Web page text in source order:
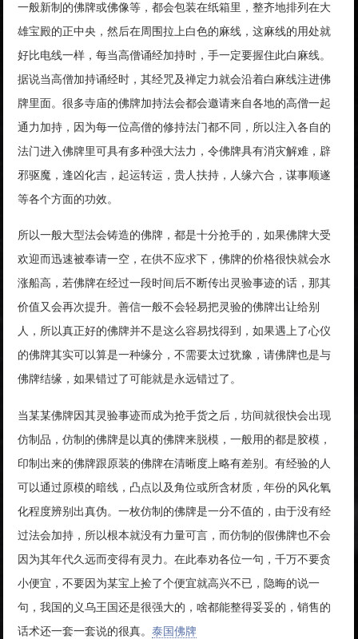
一般新制的佛牌或佛像等，都会包装在纸箱里，整齐地排列在大
雄宝殿的正中央，然后在周围拉上白色的麻线，这麻线的用处就
好比电线一样，每当高僧诵经加持时，手一定要握住此白麻线。
据说当高僧加持诵经时，其经咒及禅定力就会沿着白麻线注进佛
牌里面。很多寺庙的佛牌加持法会都会邀请来自各地的高僧一起
通力加持，因为每一位高僧的修持法门都不同，所以注入各自的
法门进入佛牌里可具有多种强大法力，令佛牌具有消灾解难，辟
邪驱魔，逢凶化吉，起运转运，贵人扶持，人缘六合，谋事顺遂
等各个方面的功效。
所以一般大型法会铸造的佛牌，都是十分抢手的，如果佛牌大受
欢迎而迅速被奉请一空，在供不应求下，佛牌的价格很快就会水
涨船高，若佛牌在经过一段时间后不断传出灵验事迹的话，那其
价值又会再次提升。善信一般不会轻易把灵验的佛牌出让给别
人，所以真正好的佛牌并不是这么容易找得到，如果遇上了心仪
的佛牌其实可以算是一种缘分，不需要太过犹豫，请佛牌也是与
佛牌结缘，如果错过了可能就是永远错过了。
当某某佛牌因其灵验事迹而成为抢手货之后，坊间就很快会出现
仿制品，仿制的佛牌是以真的佛牌来脱模，一般用的都是胶模，
印制出来的佛牌跟原装的佛牌在清晰度上略有差别。有经验的人
可以通过原模的暗线，凸点以及角位或所含材质，年份的风化氧
化程度辨别出真伪。一枚仿制的佛牌是一分不值的，由于没有经
过法会加持，所以根本就没有力量可言，而仿制的假佛牌也不会
因为其年代久远而变得有灵力。在此奉劝各位一句，千万不要贪
小便宜，不要因为某宝上捡了个便宜就高兴不已，隐晦的说一
句，我国的义乌王国还是很强大的，啥都能整得妥妥的，销售的
话术还一套一套说的很真。泰国佛牌